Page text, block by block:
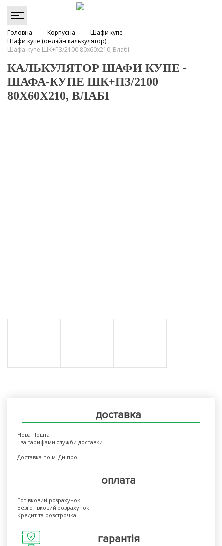
Головна Корпусна
Шафи купе
Шафи купе (онлайн калькулятор)
Шафа-купе ШК+П3/2100 80х60х210, Влабі
КАЛЬКУЛЯТОР ШАФИ КУПЕ -
ШАФА-КУПЕ ШК+П3/2100
80Х60Х210, ВЛАБІ
доставка
Нова Пошта
- за тарифами служби доставки.
Доставка по м. Дніпро.
оплата
Готівковий розрахунок
Безготівковий розрахунок
Кредит та розстрочка
гарантія